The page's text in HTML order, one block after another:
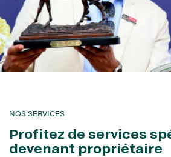
NOS SERVICES
Profitez de services
devenant propriétaire